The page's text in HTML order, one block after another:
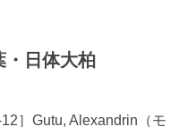
日体大柏
］Gutu, Alexandrin（モ